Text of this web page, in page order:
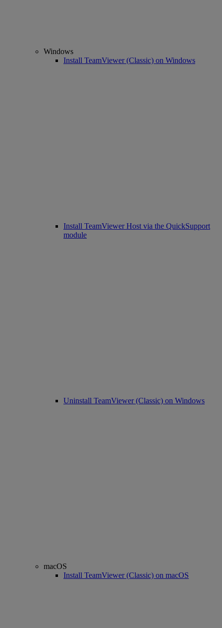
Windows
Install TeamViewer (Classic) on Windows
Install TeamViewer Host via the QuickSupport
module
Uninstall TeamViewer (Classic) on Windows
macOS
Install TeamViewer (Classic) on macOS